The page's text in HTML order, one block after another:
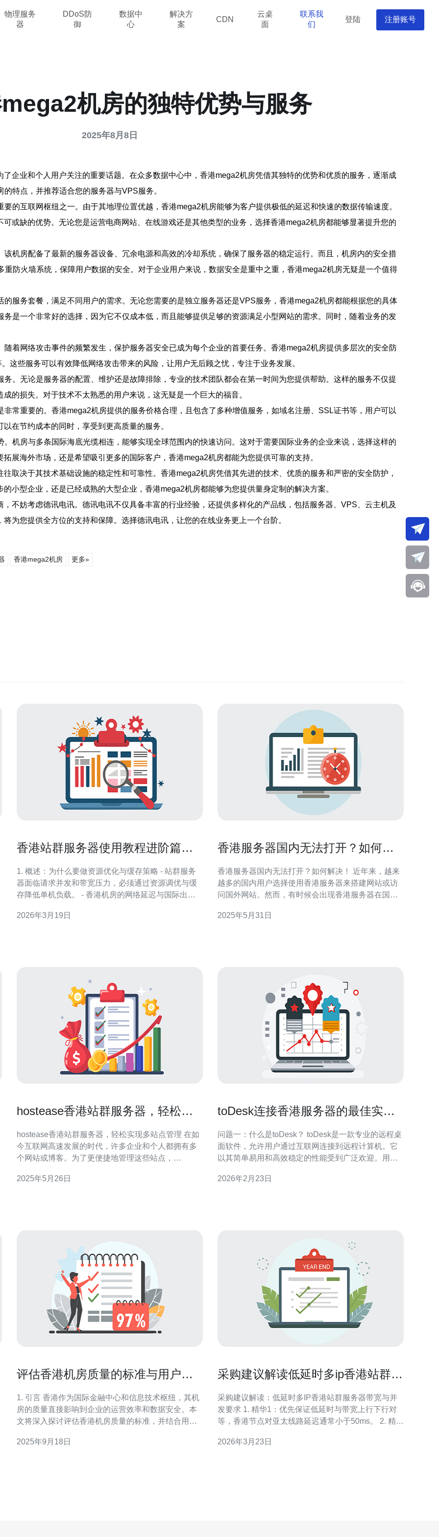
物理服务
器
DDoS防
御
数据中
心
解决方
案
CDN
云桌
面
联系我
们
登陆 注册账号
机房的独特优势与服务
2025年8月8日
企业和个人用户关注的重要话题。在众多数据中心中，香港mega2机房凭借其独特的优势和优质的服务，逐渐成
特点，并推荐适合您的服务器与VPS服务。
的互联网枢纽之一。由于其地理位置优越，香港mega2机房能够为客户提供极低的延迟和快速的数据传输速度。
或缺的优势。无论您是运营电商网站、在线游戏还是其他类型的业务，选择香港mega2机房都能够显著提升您的
机房配备了最新的服务器设备、冗余电源和高效的冷却系统，确保了服务器的稳定运行。而且，机房内的安全措
防火墙系统，保障用户数据的安全。对于企业用户来说，数据安全是重中之重，香港mega2机房无疑是一个值得
服务套餐，满足不同用户的需求。无论您需要的是独立服务器还是VPS服务，香港mega2机房都能根据您的具体
是一个非常好的选择，因为它不仅成本低，而且能够提供足够的资源满足小型网站的需求。同时，随着业务的发
着网络攻击事件的频繁发生，保护服务器安全已成为每个企业的首要任务。香港mega2机房提供多层次的安全防
这些服务可以有效降低网络攻击带来的风险，让用户无后顾之忧，专注于业务发展。
。无论是服务器的配置、维护还是故障排除，专业的技术团队都会在第一时间为您提供帮助。这样的服务不仅提
的损失。对于技术不太熟悉的用户来说，这无疑是一个巨大的福音。
常重要的。香港mega2机房提供的服务价格合理，且包含了多种增值服务，如域名注册、SSL证书等，用户可以
在节约成本的同时，享受到更高质量的服务。
机房与多条国际海底光缆相连，能够实现全球范围内的快速访问。这对于需要国际业务的企业来说，选择这样的
展海外市场，还是希望吸引更多的国际客户，香港mega2机房都能为您提供可靠的支持。
取决于其技术基础设施的稳定性和可靠性。香港mega2机房凭借其先进的技术、优质的服务和严密的安全防护，
小型企业，还是已经成熟的大型企业，香港mega2机房都能够为您提供量身定制的解决方案。
不妨考虑德讯电讯。德讯电讯不仅具备丰富的行业经验，还提供多样化的产品线，包括服务器、VPS、云主机及
为您提供全方位的支持和保障。选择德讯电讯，让您的在线业务更上一个台阶。
香港mega2机房 更多»
香港站群服务器使用教程进阶篇资
1. 概述：为什么要做资源优化与缓存策略 - 站群服务
器面临请求并发和带宽压力，必须通过资源调优与缓
存降低单机负载。 - 香港机房的网络延迟与国际出口
显著提升命中率并降低后端I/O、数据库查询次数。 -
2026年3月19日
香港服务器国内无法打开？如何解
香港服务器国内无法打开？如何解决！ 近年来，越来
越多的国内用户选择使用香港服务器来搭建网站或访
问国外网站。然而，有时候会出现香港服务器在国内
绍香港服务器国内无法打开的原因，并提供解决方
2025年5月31日
hostease香港站群服务器，轻松实
hostease香港站群服务器，轻松实现多站点管理 在如
今互联网高速发展的时代，许多企业和个人都拥有多
个网站或博客。为了更便捷地管理这些站点，
站群服务器，您可以轻松实现多站点管理，提高效
2025年5月26日
toDesk连接香港服务器的最佳实践
问题一：什么是toDesk？ toDesk是一款专业的远程桌
面软件，允许用户通过互联网连接到远程计算机。它
以其简单易用和高效稳定的性能受到广泛欢迎。用户
特别适合需要连接香港服务器的用户。 问题二：为什
2026年2月23日
评估香港机房质量的标准与用户反
1. 引言 香港作为国际金融中心和信息技术枢纽，其机
房的质量直接影响到企业的运营效率和数据安全。本
文将深入探讨评估香港机房质量的标准，并结合用户
机房的质量，通常需要从以下几个方面考虑： 可靠
2025年9月18日
采购建议解读低延时多ip香港站群服
采购建议解读：低延时多IP香港站群服务器带宽与并
发要求 1. 精华1：优先保证低延时与带宽上行下行对
等，香港节点对亚太线路延迟通常小于50ms。 2. 精华
宽（预留20%-50%余量）。 3. 精华3：选择支持多
2026年3月23日